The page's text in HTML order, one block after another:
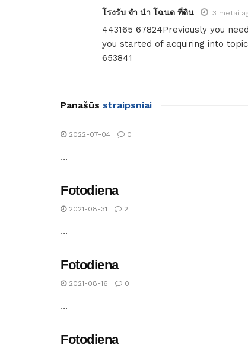
โรงรับ จํา นํา โฉนด ที่ดิน 3 metai
443165 67824Previously you
you started of acquiring into
653841
Panašūs straipsniai
2022-07-04 0
...
Fotodiena
2021-08-31 2
...
Fotodiena
2021-08-16 0
...
Fotodiena